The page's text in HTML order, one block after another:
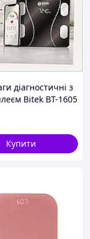
діагностичні з
Bitek BT-1605
Купити